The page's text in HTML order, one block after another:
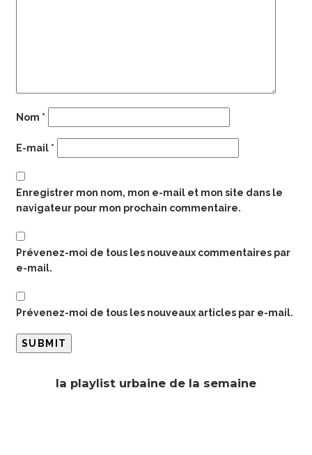
Nom *
E-mail *
Enregistrer mon nom, mon e-mail et mon site dans le
navigateur pour mon prochain commentaire.
Prévenez-moi de tous les nouveaux commentaires par
e-mail.
Prévenez-moi de tous les nouveaux articles par e-mail.
la playlist urbaine de la semaine